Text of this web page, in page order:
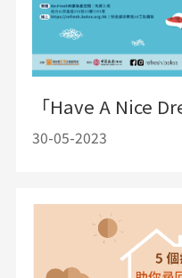
「Have A Nice
30-05-2023